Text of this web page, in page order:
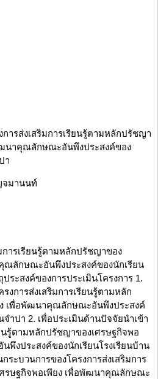
การส่งเสริมการเรียนรู้ตามหลักปรัชญา
ฒนาคุณลักษณะอันพึงประสงค์ของ
า
จมานนท์
การเรียนรู้ตามหลักปรัชญาของ
ณลักษณะอันพึงประสงค์ของนักเรียน
ระสงค์ของการประเมินโครงการ 1.
งการส่งเสริมการเรียนรู้ตามหลัก
เพื่อพัฒนาคุณลักษณะอันพึงประสงค์
จำปา 2. เพื่อประเมินด้านปัจจัยนำเข้า
นรู้ตามหลักปรัชญาของเศรษฐกิจพอ
งประสงค์ของนักเรียนโรงเรียนบ้าน
ระบวนการของโครงการส่งเสริมการ
รษฐกิจพอเพียง เพื่อพัฒนาคุณลักษณะ